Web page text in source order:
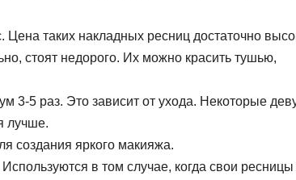
таких накладных ресниц достаточно
стоят недорого. Их можно красить тушью,
3-5 раз. Это зависит от ухода. Некоторые
лучше.
создания яркого макияжа.
в том случае, когда свои ресницы